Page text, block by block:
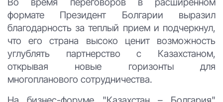
формате Президент Болгарии выразил
благодарность за теплый прием и подчеркнул,
что его страна высоко ценит возможность
углублять партнерство с Казахстаном,
открывая новые горизонты для
многопланового сотрудничества.